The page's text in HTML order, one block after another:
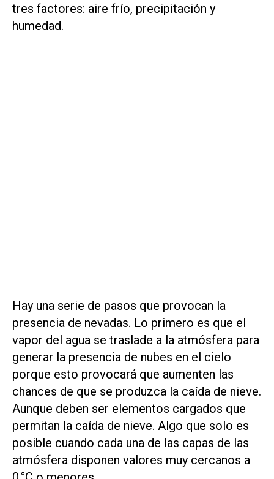
tres factores: aire frío, precipitación y
humedad.
Hay una serie de pasos que provocan la
presencia de nevadas. Lo primero es que el
vapor del agua se traslade a la atmósfera para
generar la presencia de nubes en el cielo
porque esto provocará que aumenten las
chances de que se produzca la caída de nieve.
Aunque deben ser elementos cargados que
permitan la caída de nieve. Algo que solo es
posible cuando cada una de las capas de las
atmósfera disponen valores muy cercanos a